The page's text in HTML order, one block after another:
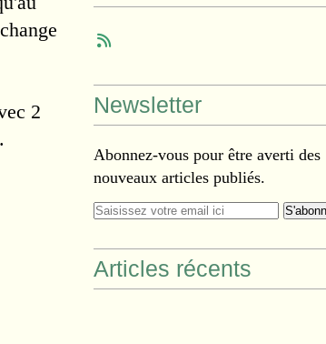
2
Newsletter
Abonnez-vous pour être averti des
nouveaux articles publiés.
Articles récents